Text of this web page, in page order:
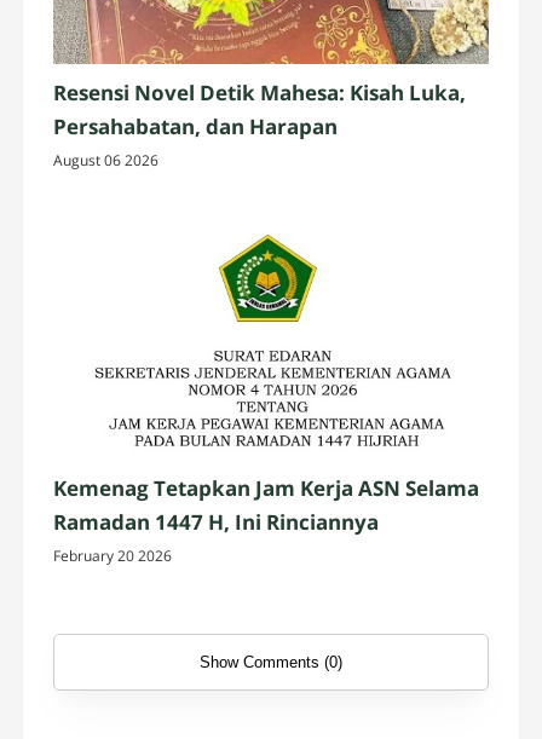
Resensi Novel Detik Mahesa: Kisah Luka,
Persahabatan, dan Harapan
August 06 2026
Kemenag Tetapkan Jam Kerja ASN Selama
Ramadan 1447 H, Ini Rinciannya
February 20 2026
Show Comments (0)